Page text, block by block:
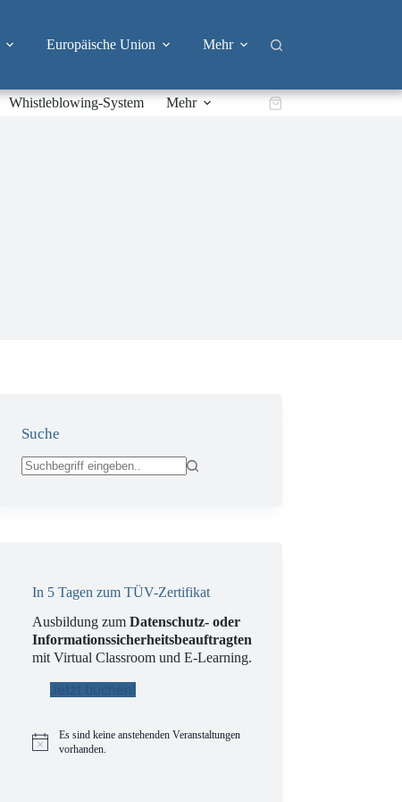
Europäische Union Mehr
Whistleblowing-System Mehr Warenkorb
Suche
In 5 Tagen zum TÜV-Zertifikat
Ausbildung zumDatenschutz- oder
Informationssicherheitsbeauftragten
mit Virtual Classroom und E-Learning.
Jetzt buchen!
H
Es sind keine anstehenden Veranstaltungen
vorhanden.